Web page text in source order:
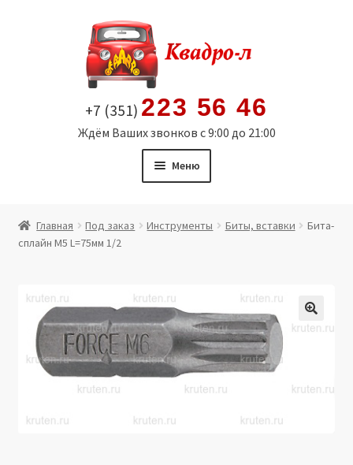
содержимому
+7 (351) 223 56 46
Ждём Ваших звонков с 9:00 до 21:00
Меню
Витрина
Политика в отношении обработки персональных
данных
Производители
Главная Под заказ Инструменты Биты, вставки
Бита-
сплайн М5 L=75мм 1/2
🔍